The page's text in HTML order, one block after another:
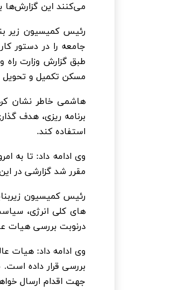
می‌کنند این گزارش‌ها
مسکن تکمیل و
هاشمی خاطر نشان
برنامه ریزی، هدف
استفاده کند.
وی ادامه داد: تا به
مقرر شد گزارشی در
رئیس کمیسیون
های کلی انرژی،
درنوبت بررسی هیات
وی ادامه داد: هیات
بررسی قرار داده
جهت اقدام ارسال